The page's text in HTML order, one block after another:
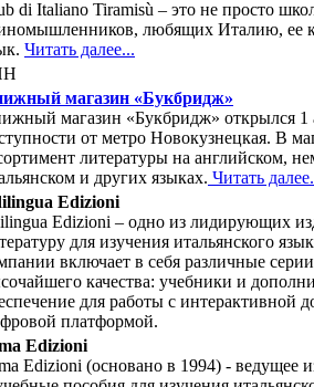
di Italiano Tiramisù – это не просто
любящих Италию, ее
Читать далее...
магазин «Букбридж»
магазин «Букбридж» открылся 1
от метро Новокузнецкая. В
литературы на английском,
и других языках. Читать
Edizioni
Edizioni – одно из лидирующих
для изучения итальянского
включает в себя различные
качества: учебники и
для работы с интерактивной
платформой.
Edizioni
Edizioni (основано в 1994) - ведущее